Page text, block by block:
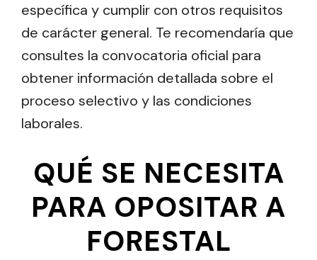
específica y cumplir con otros requisitos
de carácter general. Te recomendaría que
consultes la convocatoria oficial para
obtener información detallada sobre el
proceso selectivo y las condiciones
laborales.
QUÉ SE NECESITA
PARA OPOSITAR A
FORESTAL